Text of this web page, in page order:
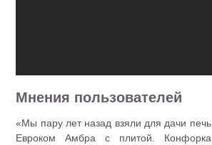
Мнения пользователей
«Мы пару лет назад взяли для дачи печь
Евроком Амбра с плитой. Конфорка